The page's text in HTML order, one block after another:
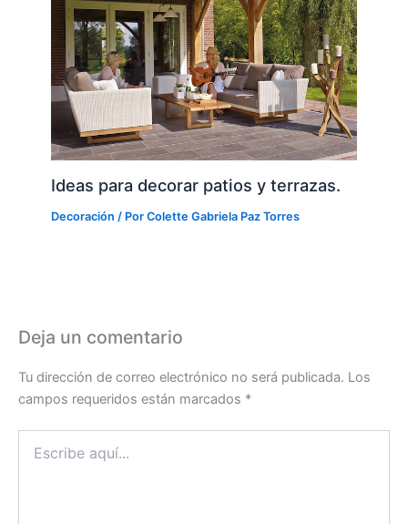
Ideas para decorar patios y terrazas.
Decoración / PorColette Gabriela Paz Torres
Deja un comentario
Tu dirección de correo electrónico no será publicada. Los
campos requeridos están marcados *
aquí...